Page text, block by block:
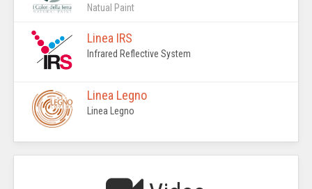
Natual Paint
Linea IRS
Infrared Reflective System
Linea Legno
Linea Legno